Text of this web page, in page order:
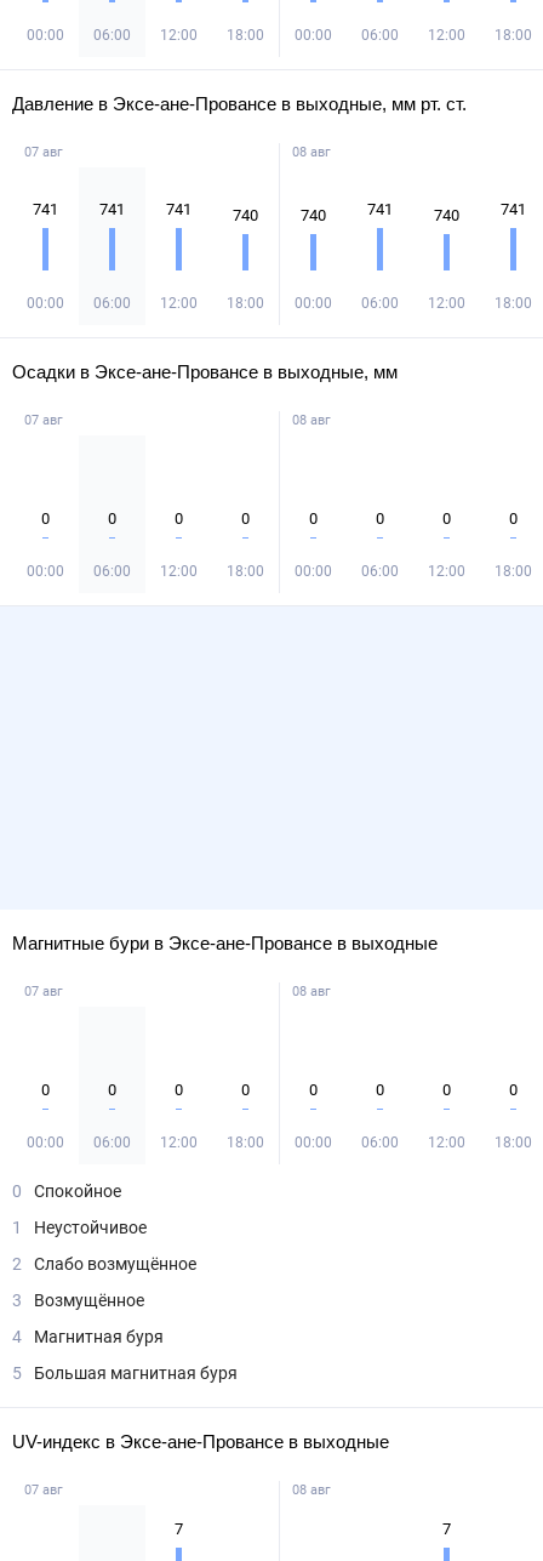
00:00 06:00 12:00 18:00 00:00 06:00 12:00 18:00
Давление в Эксе-ане-Провансе в выходные, мм рт. ст.
07 авг
741
00:00
741
06:00
741
12:00
740
18:00
08 авг
740
00:00
741
06:00
740
12:00
741
18:00
Осадки в Эксе-ане-Провансе в выходные, мм
07 авг
0
00:00
0
06:00
0
12:00
0
18:00
08 авг
0
00:00
0
06:00
0
12:00
0
18:00
Магнитные бури в Эксе-ане-Провансе в выходные
07 авг
0
00:00
0
06:00
0
12:00
0
18:00
08 авг
0
00:00
0
06:00
0
12:00
0
18:00
0
Спокойное
1
Неустойчивое
2
Слабо возмущённое
3
Возмущённое
4
Магнитная буря
5
Большая магнитная буря
UV-индекс в Эксе-ане-Провансе в выходные
07 авг
7
08 авг
7